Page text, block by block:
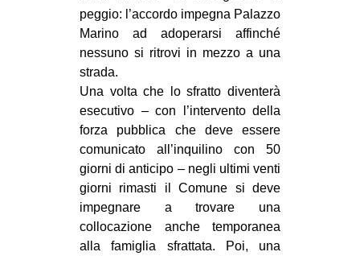
peggio: l’accordo impegna Palazzo
Marino ad adoperarsi affinché
nessuno si ritrovi in mezzo a una
strada.
Una volta che lo sfratto diventerà
esecutivo – con l’intervento della
forza pubblica che deve essere
comunicato all’inquilino con 50
giorni di anticipo – negli ultimi venti
giorni rimasti il Comune si deve
impegnare a trovare una
collocazione anche temporanea
alla famiglia sfrattata. Poi, una